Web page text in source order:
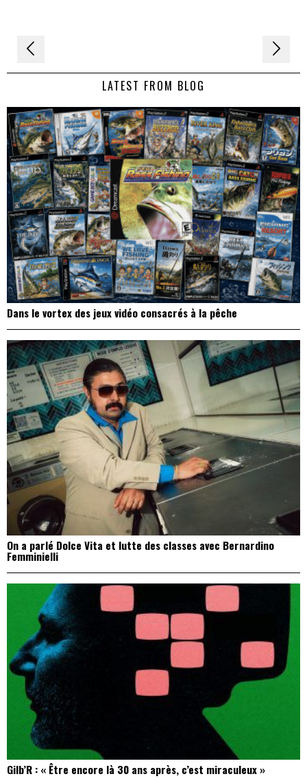
Navigation
de LATEST FROM BLOG
Dans le vortex des jeux vidéo consacrés à la pêche
On a parlé Dolce Vita et lutte des classes avec Bernardino
Femminielli
Gilb’R : « Être encore là 30 ans après, c’est miraculeux »